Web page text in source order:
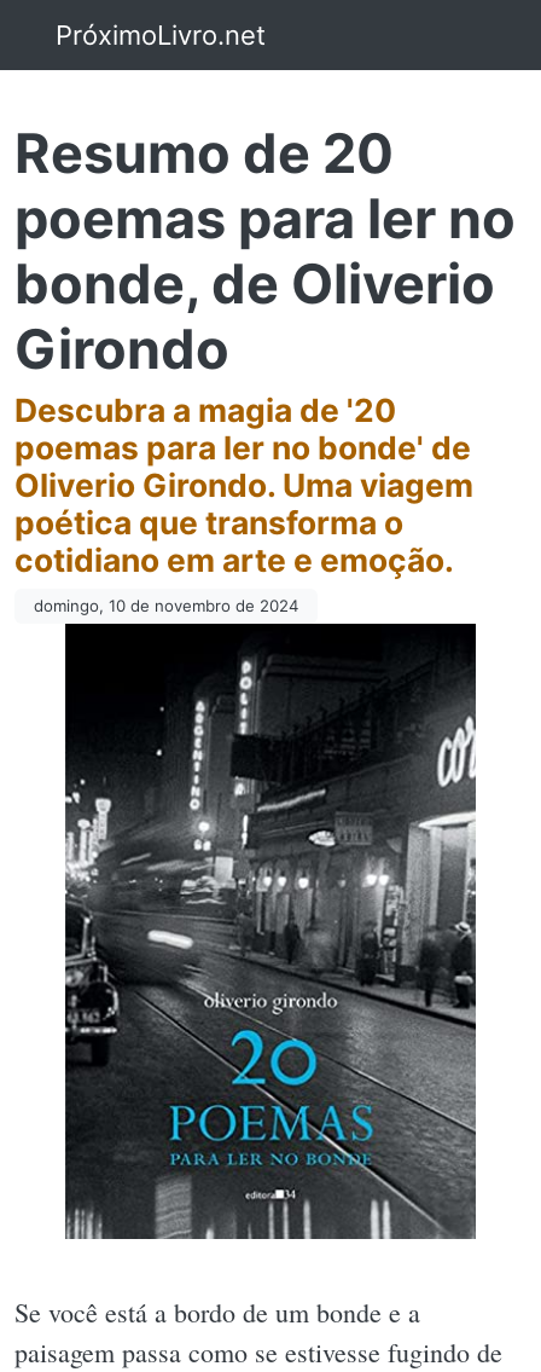
PróximoLivro.net
Resumo de 20
poemas para ler no
bonde, de Oliverio
Girondo
Descubra a magia de '20
poemas para ler no bonde' de
Oliverio Girondo. Uma viagem
poética que transforma o
cotidiano em arte e emoção.
domingo, 10 de novembro de 2024
Se você está a bordo de um bonde e a
paisagem passa como se estivesse fugindo de